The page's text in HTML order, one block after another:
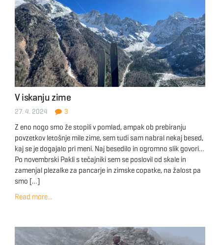
v
i
a
V iskanju zime
27. 4. 2024 3
Z eno nogo smo že stopili v pomlad, ampak ob prebiranju
povzetkov letošnje mile zime, sem tudi sam nabral nekaj besed,
kaj se je dogajalo pri meni. Naj besedilo in ogromno slik govori…
Po novembrski Pakli s tečajniki sem se poslovil od skale in
zamenjal plezalke za pancarje in zimske copatke, na žalost pa
smo […]
Read more...